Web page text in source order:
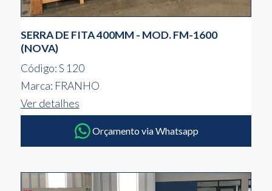
SERRA DE FITA 400MM - MOD. FM-1600
(NOVA)
Código: S 120
Marca: FRANHO
Ver detalhes
Orçamento via Whatsapp